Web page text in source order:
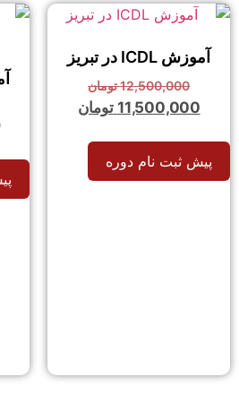
آموزش ICDL در تبریز
12,500,000تومان
11,500,000 تومان
پیش ثبت نام دوره